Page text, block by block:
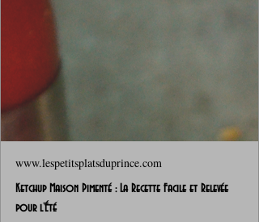
www.lespetitsplatsduprince.com
Ketchup Maison Pimenté : La Recette Facile et Relevée
pour l’Été